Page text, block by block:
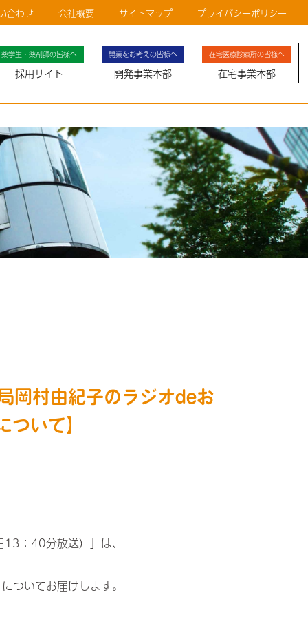
薬学生・薬剤師の皆様へ
採用サイト
開業をお考えの皆様へ
開発事業本部
在宅医療診療所の皆様へ
在宅事業本部
合わせ 会社概要 サイトマップ プライバシーポリシー
村由紀子のラジオdeお
ついて】
：40分放送）」は、
ついてお届けします。